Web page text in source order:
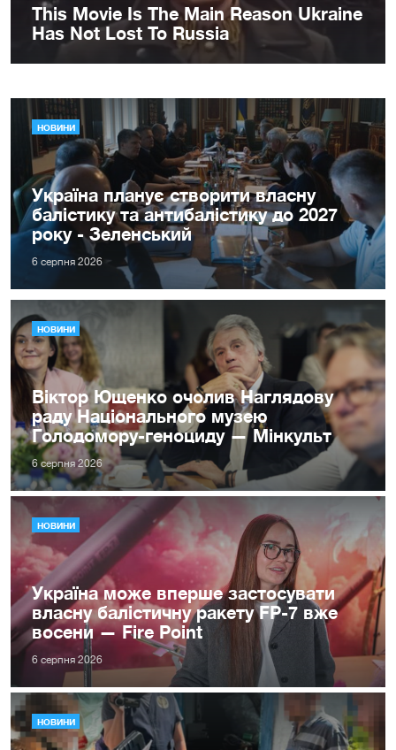
НОВИНИ
Україна планує створити власну
балістику та антибалістику до 2027
року - Зеленський
6 серпня 2026
НОВИНИ
Віктор Ющенко очолив Наглядову
раду Національного музею
Голодомору-геноциду — Мінкульт
6 серпня 2026
НОВИНИ
Україна може вперше застосувати
власну балістичну ракету FP-7 вже
восени — Fire Point
6 серпня 2026
НОВИНИ